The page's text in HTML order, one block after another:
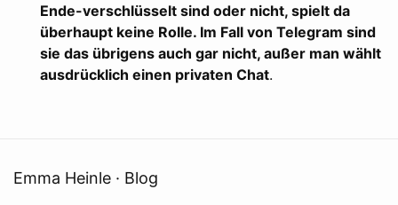
Ende-verschlüsselt sind oder nicht, spielt da
überhaupt keine Rolle. Im Fall von Telegram sind
sie das übrigens auch gar nicht, außer man wählt
ausdrücklich einen privaten Chat.
Emma Heinle · Blog